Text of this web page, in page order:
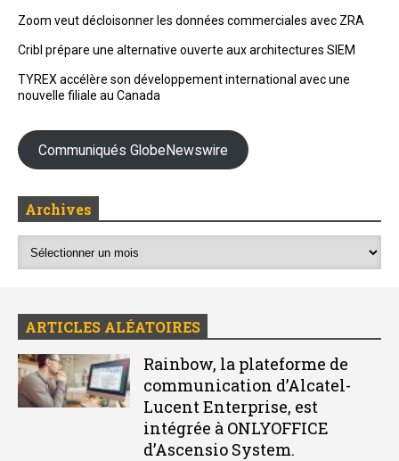
Zoom veut décloisonner les données commerciales avec ZRA
Cribl prépare une alternative ouverte aux architectures SIEM
TYREX accélère son développement international avec une
nouvelle filiale au Canada
Communiqués GlobeNewswire
Archives
ARTICLES ALÉATOIRES
Rainbow, la plateforme de
communication d’Alcatel-
Lucent Enterprise, est
intégrée à ONLYOFFICE
d’Ascensio System.